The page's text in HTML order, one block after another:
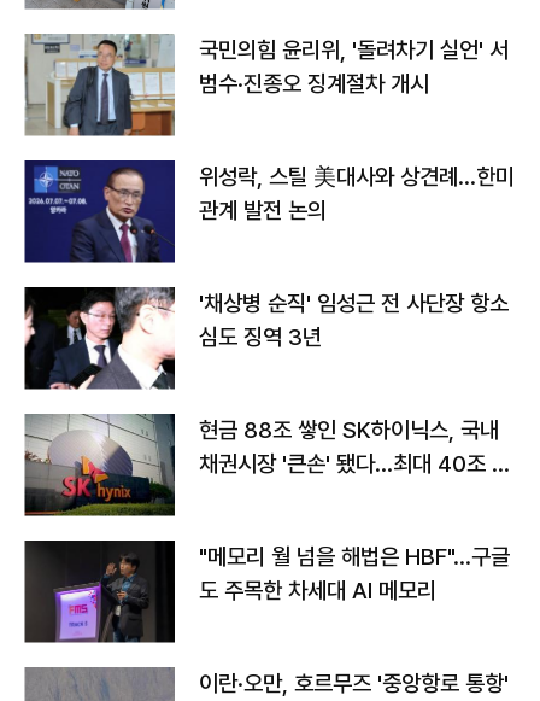
국민의힘 윤리위, '돌려차기 실언' 서
범수·진종오 징계절차 개시
위성락, 스틸 美대사와 상견례…한미
관계 발전 논의
'채상병 순직' 임성근 전 사단장 항소
심도 징역 3년
현금 88조 쌓인 SK하이닉스, 국내
채권시장 '큰손' 됐다…최대 40조 투
"메모리 월 넘을 해법은 HBF"…구글
도 주목한 차세대 AI 메모리
이란·오만, 호르무즈 '중앙항로 통항'